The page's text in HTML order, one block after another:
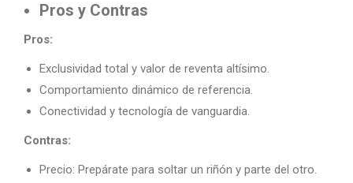
Pros y Contras
Pros:
Exclusividad total y valor de reventa altísimo.
Comportamiento dinámico de referencia.
Conectividad y tecnología de vanguardia.
Contras:
Precio: Prepárate para soltar un riñón y parte del otro.